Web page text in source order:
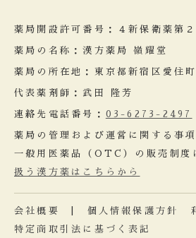
薬局開設許可番号：４新保衛薬第
薬局の名称：漢方薬局 嶺耀堂
薬局の所在地：東京都新宿区愛住
代表薬剤師：武田 隆芳
連絡先電話番号： 03-6273-2497
薬局の管理および運営に関する事
一般用医薬品（OTC）の販売制
扱う漢方薬はこちらから
会社概要 個人情報保護方針
特定商取引法に基づく表記